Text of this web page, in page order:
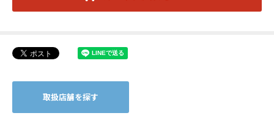
取扱店舗を探す